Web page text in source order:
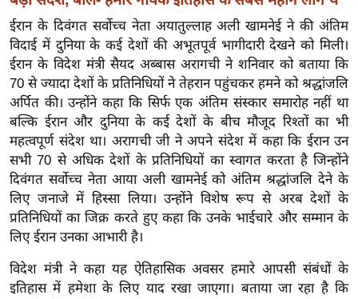
न
ज
ग
त
बॉ
ली
वु
ड
हॉ
ली
वु
ड
फि
ल्म
ईरान के दिवंगत सर्वोच्च नेता अयातुल्लाह अली खामनेई ने की अंतिम
विदाई में दुनिया के कई देशों की अभूतपूर्व भागीदारी देखने को मिली।
ईरान के विदेश मंत्री सैयद अब्बास अरागची ने शनिवार को बताया कि
70 से ज्यादा देशों के प्रतिनिधियों ने तेहरान पहुंचकर हमने को श्रद्धांजलि
अर्पित की। उन्होंने कहा कि सिर्फ एक अंतिम संस्कार समारोह नहीं था
बल्कि ईरान और दुनिया के कई देशों के बीच मौजूद रिश्तों का भी
महत्वपूर्ण संदेश था। अरागची जी ने अपने संदेश में कहा कि ईरान उन
सभी 70 से अधिक देशों के प्रतिनिधियों का स्वागत करता है जिन्होंने
दिवंगत सर्वोच्च नेता आया अली खामनेई को अंतिम श्रद्धांजलि देने के
लिए जनाजे में हिस्सा लिया। उन्होंने विशेष रूप से अरब देशों के
प्रतिनिधियों का जिक्र करते हुए कहा कि उनके भाईचारे और सम्मान के
लिए ईरान उनका आभारी है।
विदेश मंत्री ने कहा यह ऐतिहासिक अवसर हमारे आपसी संबंधों के
इतिहास में हमेशा के लिए याद रखा जाएगा। बताया जा रहा है कि